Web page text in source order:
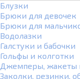
Блузки
Брюки для девочек
Брюки для
Водолазки
Галстуки и бабочки
Гольфы и колготки
Джемперы, жакеты
Заколки, резинки,